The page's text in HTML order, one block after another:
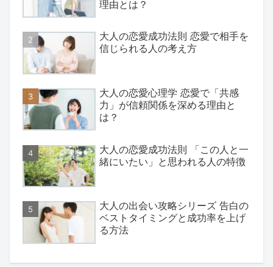
理由とは？
大人の恋愛成功法則 恋愛で相手を
信じられる人の考え方
大人の恋愛心理学 恋愛で「共感
力」が信頼関係を深める理由と
は？
大人の恋愛成功法則 「この人と一
緒にいたい」と思われる人の特徴
大人の出会い攻略シリーズ 告白の
ベストタイミングと成功率を上げ
る方法